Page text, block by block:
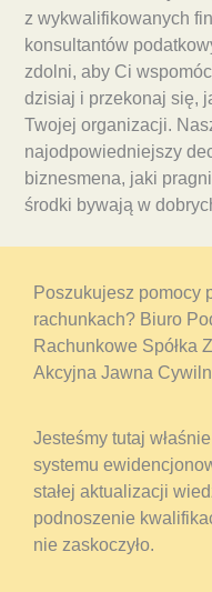
z wykwalifikowanych
konsultantów
zdolni, aby Ci
dzisiaj i przekonaj się,
Twojej organizacji.
najodpowiedniejszy
biznesmena, jaki
środki bywają w
Poszukujesz pomocy
rachunkach? Biuro
Rachunkowe Spółka
Akcyjna Jawna
Jesteśmy tutaj
systemu
stałej aktualizacji
podnoszenie
nie zaskoczyło.